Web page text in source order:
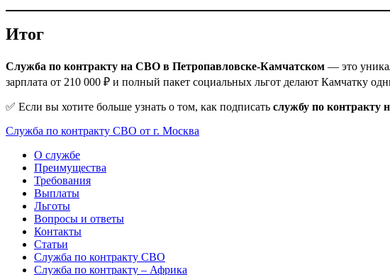
Итог
Служба по контракту на СВО в Петропавловске-Камчатском — это
зарплата от 210 000 ₽ и полный пакет социальных льгот делают Камчатку
✅ Если вы хотите больше узнать о том, как подписать службу по контракту
Служба по контракту СВО от г. Москва
О службе
Преимущества
Требования
Выплаты
Льготы
Вопросы и ответы
Контакты
Статьи
Служба по контракту СВО
Служба по контракту – Африка